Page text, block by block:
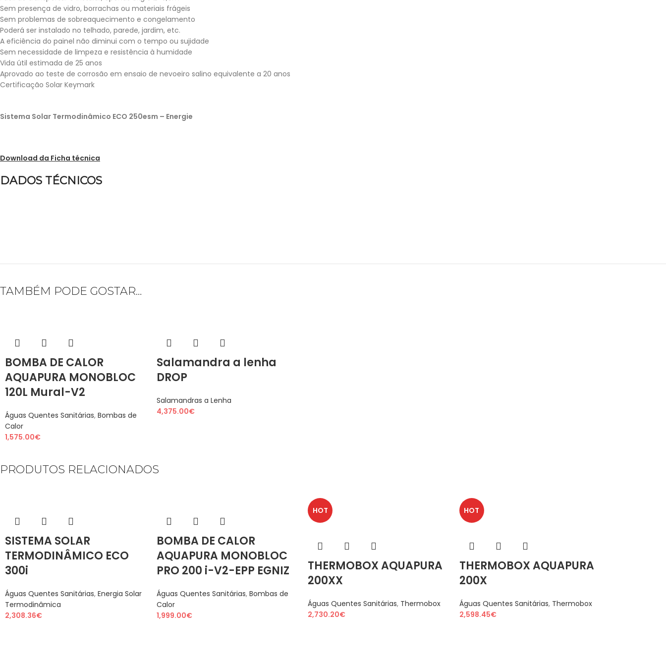
Sem presença de vidro, borrachas ou materiais frágeis
Sem problemas de sobreaquecimento e congelamento
Poderá ser instalado no telhado, parede, jardim, etc.
A eficiência do painel não diminui com o tempo ou sujidade
Sem necessidade de limpeza e resistência à humidade
Vida útil estimada de 25 anos
Aprovado ao teste de corrosão em ensaio de nevoeiro salino equivalente a 20 anos
Certificação Solar Keymark
Sistema Solar Termodinâmico ECO 250esm – Energie
Download da Ficha técnica
DADOS TÉCNICOS
TAMBÉM PODE GOSTAR…
BOMBA DE CALOR
AQUAPURA MONOBLOC
120L Mural-V2
Águas Quentes Sanitárias, Bombas de
Calor
1,575.00€
Salamandra a lenha
DROP
Salamandras a Lenha
4,375.00€
PRODUTOS RELACIONADOS
SISTEMA SOLAR
TERMODINÂMICO ECO
300i
Águas Quentes Sanitárias, Energia Solar
Termodinâmica
2,308.36€
BOMBA DE CALOR
AQUAPURA MONOBLOC
PRO 200 i-V2-EPP EGNIZ
Águas Quentes Sanitárias, Bombas de
Calor
1,999.00€
HOT
THERMOBOX AQUAPURA
200XX
Águas Quentes Sanitárias, Thermobox
2,730.20€
HOT
THERMOBOX AQUAPURA
200X
Águas Quentes Sanitárias, Thermobox
2,598.45€